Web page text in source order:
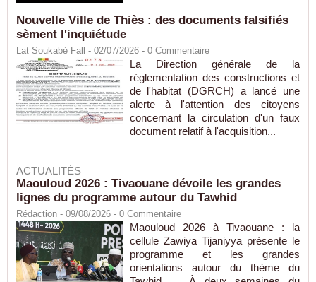
Nouvelle Ville de Thiès : des documents falsifiés
sèment l'inquiétude
Lat Soukabé Fall - 02/07/2026 - 0 Commentaire
La Direction générale de la
réglementation des constructions et
de l'habitat (DGRCH) a lancé une
alerte à l'attention des citoyens
concernant la circulation d'un faux
document relatif à l'acquisition...
ACTUALITÉS
Maouloud 2026 : Tivaouane dévoile les grandes
lignes du programme autour du Tawhid
Rédaction - 09/08/2026 - 0 Commentaire
Maouloud 2026 à Tivaouane : la
cellule Zawiya Tijaniyya présente le
programme et les grandes
orientations autour du thème du